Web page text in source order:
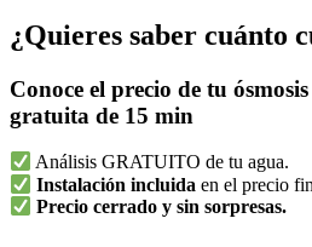
¿Quieres saber cuánto
Conoce el precio de tu
gratuita de 15 min
Análisis GRATUITO de tu agua.
Instalación incluida en el precio
Precio cerrado y sin sorpresas.